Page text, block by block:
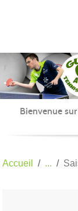
Bienvenue
Accueil
Panneau de